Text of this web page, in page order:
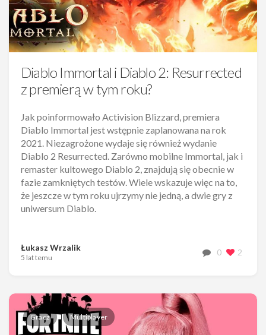
Diablo Immortal i Diablo 2: Resurrected
z premierą w tym roku?
Jak poinformowało Activision Blizzard, premiera
Diablo Immortal jest wstępnie zaplanowana na rok
2021. Niezagrożone wydaje się również wydanie
Diablo 2 Resurrected. Zarówno mobilne Immortal, jak i
remaster kultowego Diablo 2, znajdują się obecnie w
fazie zamkniętych testów. Wiele wskazuje więc na to,
że jeszcze w tym roku ujrzymy nie jedną, a dwie gry z
uniwersum Diablo.
Łukasz Wrzalik
5 lat temu
0 2
Gracz Multiplayer